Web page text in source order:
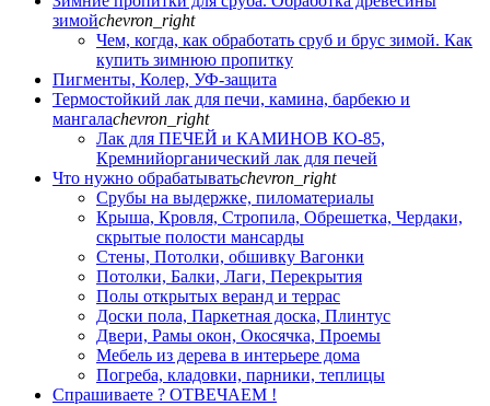
зимойchevron_right
Чем, когда, как обработать сруб и брус зимой. Как
купить зимнюю пропитку
Пигменты, Колер, УФ-защита
Термостойкий лак для печи, камина, барбекю и
мангалаchevron_right
Лак для ПЕЧЕЙ и КАМИНОВ КО-85,
Кремнийорганический лак для печей
Что нужно обрабатыватьchevron_right
Срубы на выдержке, пиломатериалы
Крыша, Кровля, Стропила, Обрешетка, Чердаки,
скрытые полости мансарды
Стены, Потолки, обшивку Вагонки
Потолки, Балки, Лаги, Перекрытия
Полы открытых веранд и террас
Доски пола, Паркетная доска, Плинтус
Двери, Рамы окон, Окосячка, Проемы
Мебель из дерева в интерьере дома
Погреба, кладовки, парники, теплицы
Спрашиваете ? ОТВЕЧАЕМ !